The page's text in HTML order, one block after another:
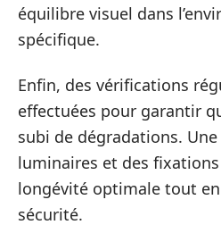
équilibre visuel dans
spécifique.
Enfin, des vérifications
effectuées pour garantir
subi de dégradations.
luminaires et des
longévité optimale tout
sécurité.